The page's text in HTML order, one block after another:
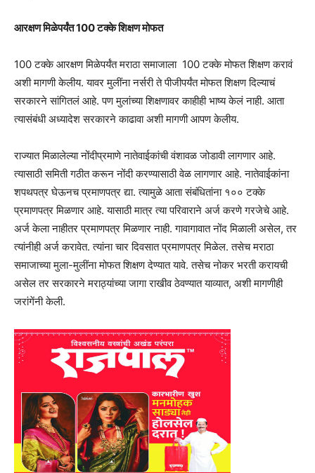
आरक्षण मिळेपर्यंत100टक्के शिक्षण मोफत
100 टक्के आरक्षण मिळेपर्यंत मराठा समाजाला 100 टक्के मोफत शिक्षण करावं
अशी मागणी केलीय. यावर मुलींना नर्सरी ते पीजीपर्यंत मोफत शिक्षण दिल्याचं
सरकारने सांगितलं आहे. पण मुलांच्या शिक्षणावर काहीही भाष्य केलं नाही. आता
त्यासंबंधी अध्यादेश सरकारने काढावा अशी मागणी आपण केलीय.
राज्यात मिळालेल्या नोंदीप्रमाणे नातेवाईकांची वंशावळ जोडावी लागणार आहे.
त्यासाठी समिती गठीत करून नोंदी करण्यासाठी वेळ लागणार आहे. नातेवाईकांना
शपथपत्र घेऊनच प्रमाणपत्र द्या. त्यामुळे आता संबंधितांना १०० टक्के
प्रमाणपत्र मिळणार आहे. यासाठी मात्र त्या परिवाराने अर्ज करणे गरजेचे आहे.
अर्ज केला नाहीतर प्रमाणपत्र मिळणार नाही. गावागावात नोंद मिळाली असेल, तर
त्यांनीही अर्ज करावेत. त्यांना चार दिवसात प्रमाणपत्र मिळेल. तसेच मराठा
समाजाच्या मुला-मुलींना मोफत शिक्षण देण्यात यावे. तसेच नोकर भरती करायची
असेल तर सरकारने मराठ्यांच्या जागा राखीव ठेवण्यात याव्यात, अशी मागणीही
जरांगेंनी केली.